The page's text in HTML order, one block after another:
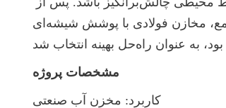
ارزیابی جامع، مخازن فولادی با پوشش شیشه‌ای (Glass-Fused-to-Steel) که توسط Center Enamel
مشخصات پروژه
کاربرد: مخزن آب صنعتی